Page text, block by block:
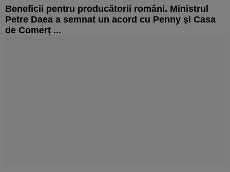
Beneficii pentru producătorii români. Ministrul
Petre Daea a semnat un acord cu Penny și Casa
de Comerț ...